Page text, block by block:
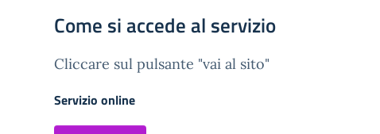
Come si accede al servizio
Cliccare sul pulsante "vai al sito"
Servizio online